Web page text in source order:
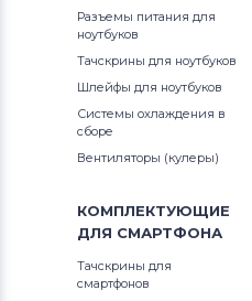
Разъемы питания для
ноутбуков
Тачскрины для ноутбуков
Шлейфы для ноутбуков
Системы охлаждения в
сборе
Вентиляторы (кулеры)
КОМПЛЕКТУЮЩИЕ
ДЛЯ СМАРТФОНА
Тачскрины для
смартфонов